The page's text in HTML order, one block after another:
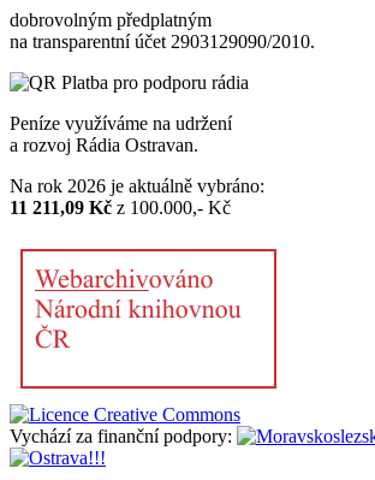
dobrovolným předplatným
na transparentní účet 2903129090/2010.
Peníze využíváme na udržení
a rozvoj Rádia Ostravan.
Na rok 2026 je aktuálně vybráno:
11 211,09 Kč z 100.000,- Kč
Vychází za finanční podpory: